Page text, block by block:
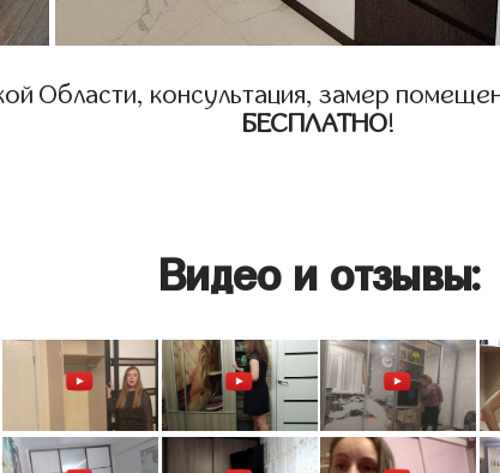
Области, консультация, замер
БЕСПЛАТНО!
Видео и отзывы: